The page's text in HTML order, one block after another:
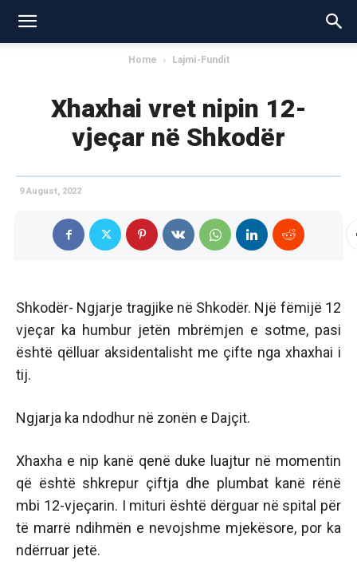
Home Lajmi-Fundit
Xhaxhai vret nipin 12-
vjeçar në Shkodër
9 August, 2022
Shkodër- Ngjarje tragjike në Shkodër. Një fëmijë 12
vjeçar ka humbur jetën mbrëmjen e sotme, pasi
është qëlluar aksidentalisht me çifte nga xhaxhai i
tij.
Ngjarja ka ndodhur në zonën e Dajçit.
Xhaxha e nip kanë qenë duke luajtur në momentin
që është shkrepur çiftja dhe plumbat kanë rënë
mbi 12-vjeçarin. I mituri është dërguar në spital për
të marrë ndihmën e nevojshme mjekësore, por ka
ndërruar jetë.